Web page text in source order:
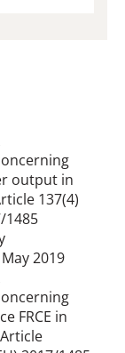
output in
137(4)
1485
2019
FRCE in